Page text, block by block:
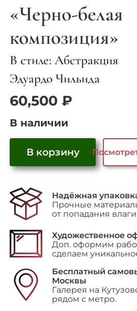
«Черно-белая
композиция»
В стиле: Абстракция
Эдуардо Чильида
60,500₽
В наличии
"Черно-
белая
композиция"
В корзину
Надёжная
Прочные
от попадания
Художественное
Доп. оформим
сделаем
Бесплатный
Москвы
Галерея на
рядом с метро.